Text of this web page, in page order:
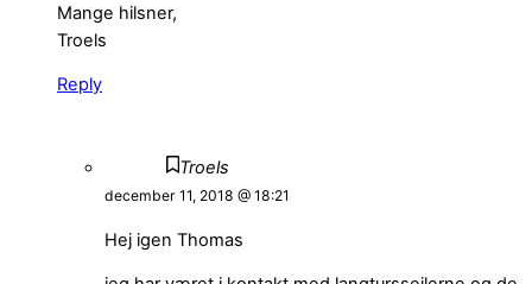
Mange hilsner,
Troels
Reply
Troels
december 11, 2018 @ 18:21
Hej igen Thomas